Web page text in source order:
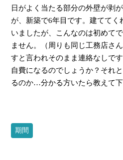
日がよく当たる部分の外壁が剥
が、新築で6年目です。建ててく
いましたが、こんなのは初めて
ません。（周りも同じ工務店さ
すと言われそのまま連絡なしで
自費になるのでしょうか？それ
るのか…分かる方いたら教えて下
期間